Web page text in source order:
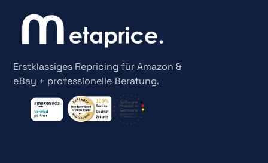
Erstklassiges Repricing für Amazon &
eBay + professionelle Beratung.